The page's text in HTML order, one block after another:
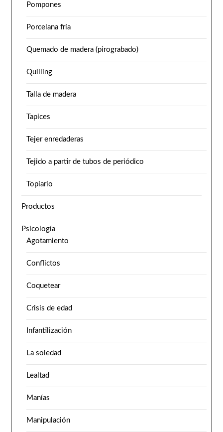
Pompones
Porcelana fría
Quemado de madera (pirograbado)
Quilling
Talla de madera
Tapices
Tejer enredaderas
Tejido a partir de tubos de periódico
Topiario
Productos
Psicología
Agotamiento
Conflictos
Coquetear
Crisis de edad
Infantilización
La soledad
Lealtad
Manías
Manipulación